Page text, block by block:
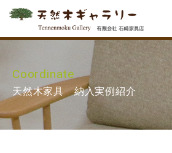
Coordinate
天然木家具 納入実例紹介